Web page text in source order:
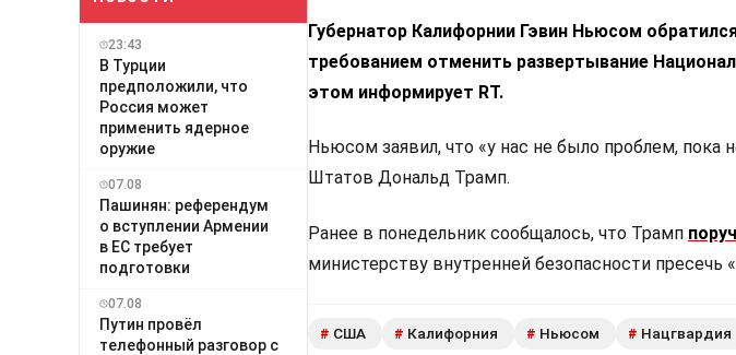
23:43
В Турции
предположили, что
Россия может
применить ядерное
оружие
07.08
Пашинян: референдум
о вступлении Армении
в ЕС требует
подготовки
07.08
Путин провёл
телефонный разговор с
Губернатор Калифорнии Гэвин Ньюсом
требованием отменить развертывание
этом информирует RT.
Ньюсом заявил, что «у нас не было проблем,
Штатов Дональд Трамп.
Ранее в понедельник сообщалось, что Трамп
министерству внутренней безопасности
# США # Калифорния # Ньюсом # Нацгвардия